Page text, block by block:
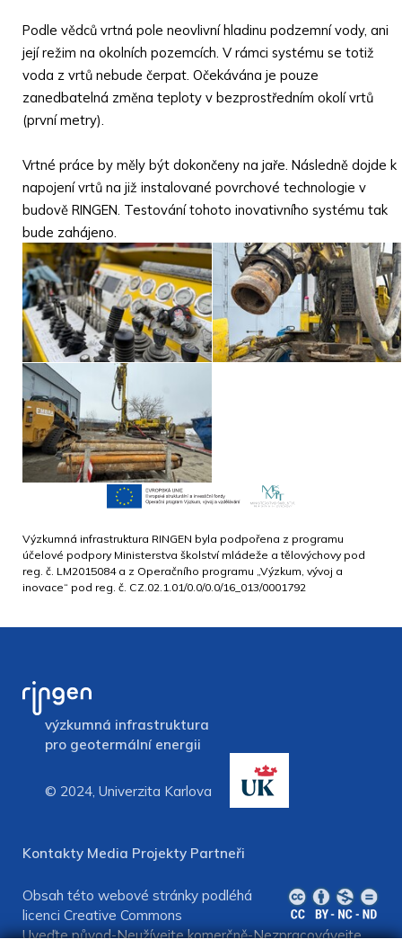
Podle vědců vrtná pole neovlivní hladinu podzemní vody, ani
její režim na okolních pozemcích. V rámci systému se totiž
voda z vrtů nebude čerpat. Očekávána je pouze
zanedbatelná změna teploty v bezprostředním okolí vrtů
(první metry).
Vrtné práce by měly být dokončeny na jaře. Následně dojde k
napojení vrtů na již instalované povrchové technologie v
budově RINGEN. Testování tohoto inovativního systému tak
bude zahájeno.
Výzkumná infrastruktura RINGEN byla podpořena z programu
účelové podpory Ministerstva školství mládeže a tělovýchovy pod
reg. č. LM2015084 a z Operačního programu „Výzkum, vývoj a
inovace“ pod reg. č. CZ.02.1.01/0.0/0.0/16_013/0001792
výzkumná infrastruktura
pro geotermální energii
© 2024, Univerzita Karlova
Kontakty Media Projekty Partneři
Obsah této webové stránky podléhá
licenci Creative Commons
Uveďte původ-Neužívejte komerčně-Nezpracovávejte